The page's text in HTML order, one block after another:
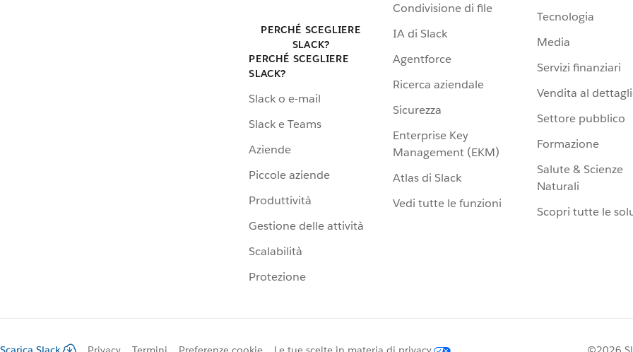
PERCHÉ SCEGLIERE
SLACK?
PERCHÉ SCEGLIERE
SLACK?
Slack o e-mail
Slack e Teams
Aziende
Piccole aziende
Produttività
Gestione delle attività
Scalabilità
Protezione
Condivisione di file
IA di Slack
Agentforce
Ricerca aziendale
Sicurezza
Enterprise Key
Management (EKM)
Atlas di Slack
Vedi tutte le funzioni
Tecnologia
Media
Servizi finanziari
Vendita al
Settore pubblico
Formazione
Salute & Scienze
Naturali
Scopri tutte le